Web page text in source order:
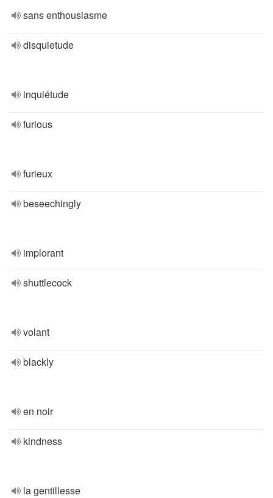
sans enthousiasme
disquietude
inquiétude
furious
furieux
beseechingly
implorant
shuttlecock
volant
blackly
en noir
kindness
la gentillesse